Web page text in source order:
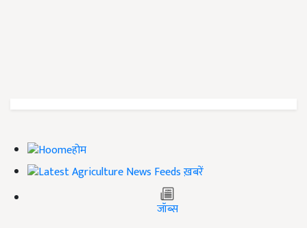
होम
ख़बरें
जॉब्स